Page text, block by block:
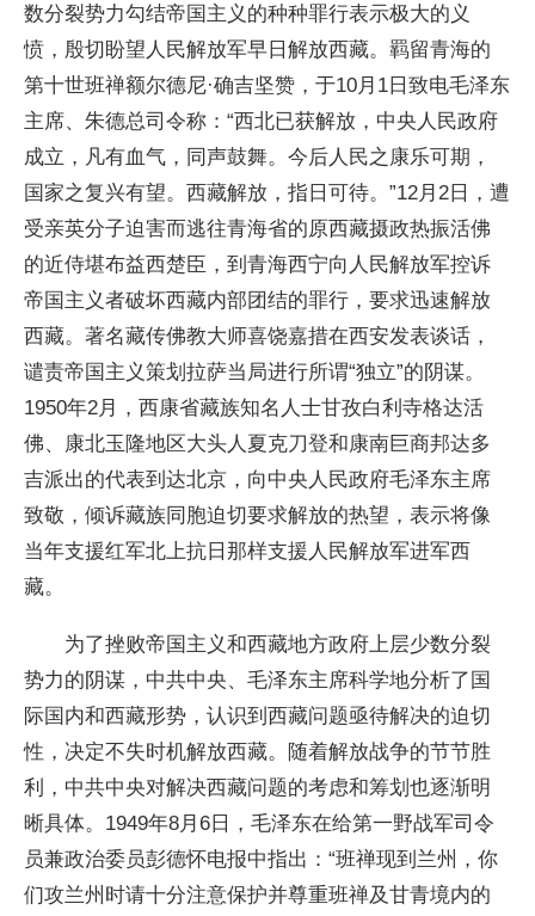
数分裂势力勾结帝国主义的种种罪行表示极大的义
愤，殷切盼望人民解放军早日解放西藏。羁留青海的
第十世班禅额尔德尼·确吉坚赞，于10月1日致电毛泽东
主席、朱德总司令称：“西北已获解放，中央人民政府
成立，凡有血气，同声鼓舞。今后人民之康乐可期，
国家之复兴有望。西藏解放，指日可待。”12月2日，遭
受亲英分子迫害而逃往青海省的原西藏摄政热振活佛
的近侍堪布益西楚臣，到青海西宁向人民解放军控诉
帝国主义者破坏西藏内部团结的罪行，要求迅速解放
西藏。著名藏传佛教大师喜饶嘉措在西安发表谈话，
谴责帝国主义策划拉萨当局进行所谓“独立”的阴谋。
1950年2月，西康省藏族知名人士甘孜白利寺格达活
佛、康北玉隆地区大头人夏克刀登和康南巨商邦达多
吉派出的代表到达北京，向中央人民政府毛泽东主席
致敬，倾诉藏族同胞迫切要求解放的热望，表示将像
当年支援红军北上抗日那样支援人民解放军进军西
藏。
为了挫败帝国主义和西藏地方政府上层少数分裂
势力的阴谋，中共中央、毛泽东主席科学地分析了国
际国内和西藏形势，认识到西藏问题亟待解决的迫切
性，决定不失时机解放西藏。随着解放战争的节节胜
利，中共中央对解决西藏问题的考虑和筹划也逐渐明
晰具体。1949年8月6日，毛泽东在给第一野战军司令
员兼政治委员彭德怀电报中指出：“班禅现到兰州，你
们攻兰州时请十分注意保护并尊重班禅及甘青境内的